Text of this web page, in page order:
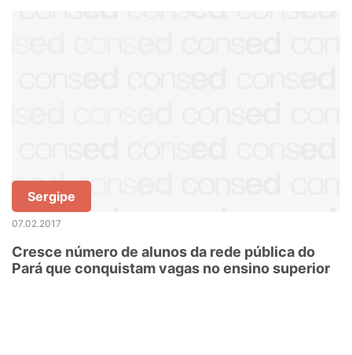
Sergipe
07.02.2017
Cresce número de alunos da rede pública do
Pará que conquistam vagas no ensino superior